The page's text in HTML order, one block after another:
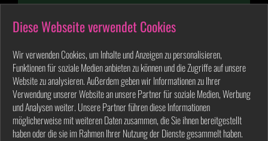
Diese Webseite verwendet Cookies
Wir verwenden Cookies, um Inhalte und Anzeigen zu personalisieren,
Funktionen für soziale Medien anbieten zu können und die Zugriffe auf unsere
Website zu analysieren. Außerdem geben wir Informationen zu Ihrer
Verwendung unserer Website an unsere Partner für soziale Medien, Werbung
und Analysen weiter. Unsere Partner führen diese Informationen
möglicherweise mit weiteren Daten zusammen, die Sie ihnen bereitgestellt
haben oder die sie im Rahmen Ihrer Nutzung der Dienste gesammelt haben.
Passwort zusenden